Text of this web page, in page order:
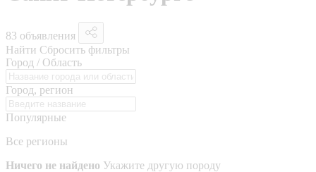
83 объявления
Найти Сбросить фильтры
Город / Область
Город, регион
Популярные
Все регионы
Ничего не найдено Укажите другую породу